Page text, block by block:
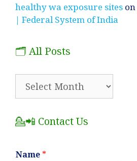
healthy wa exposure sites on
| Federal System of India
🗂️ All Posts
💁📲 Contact Us
Name *